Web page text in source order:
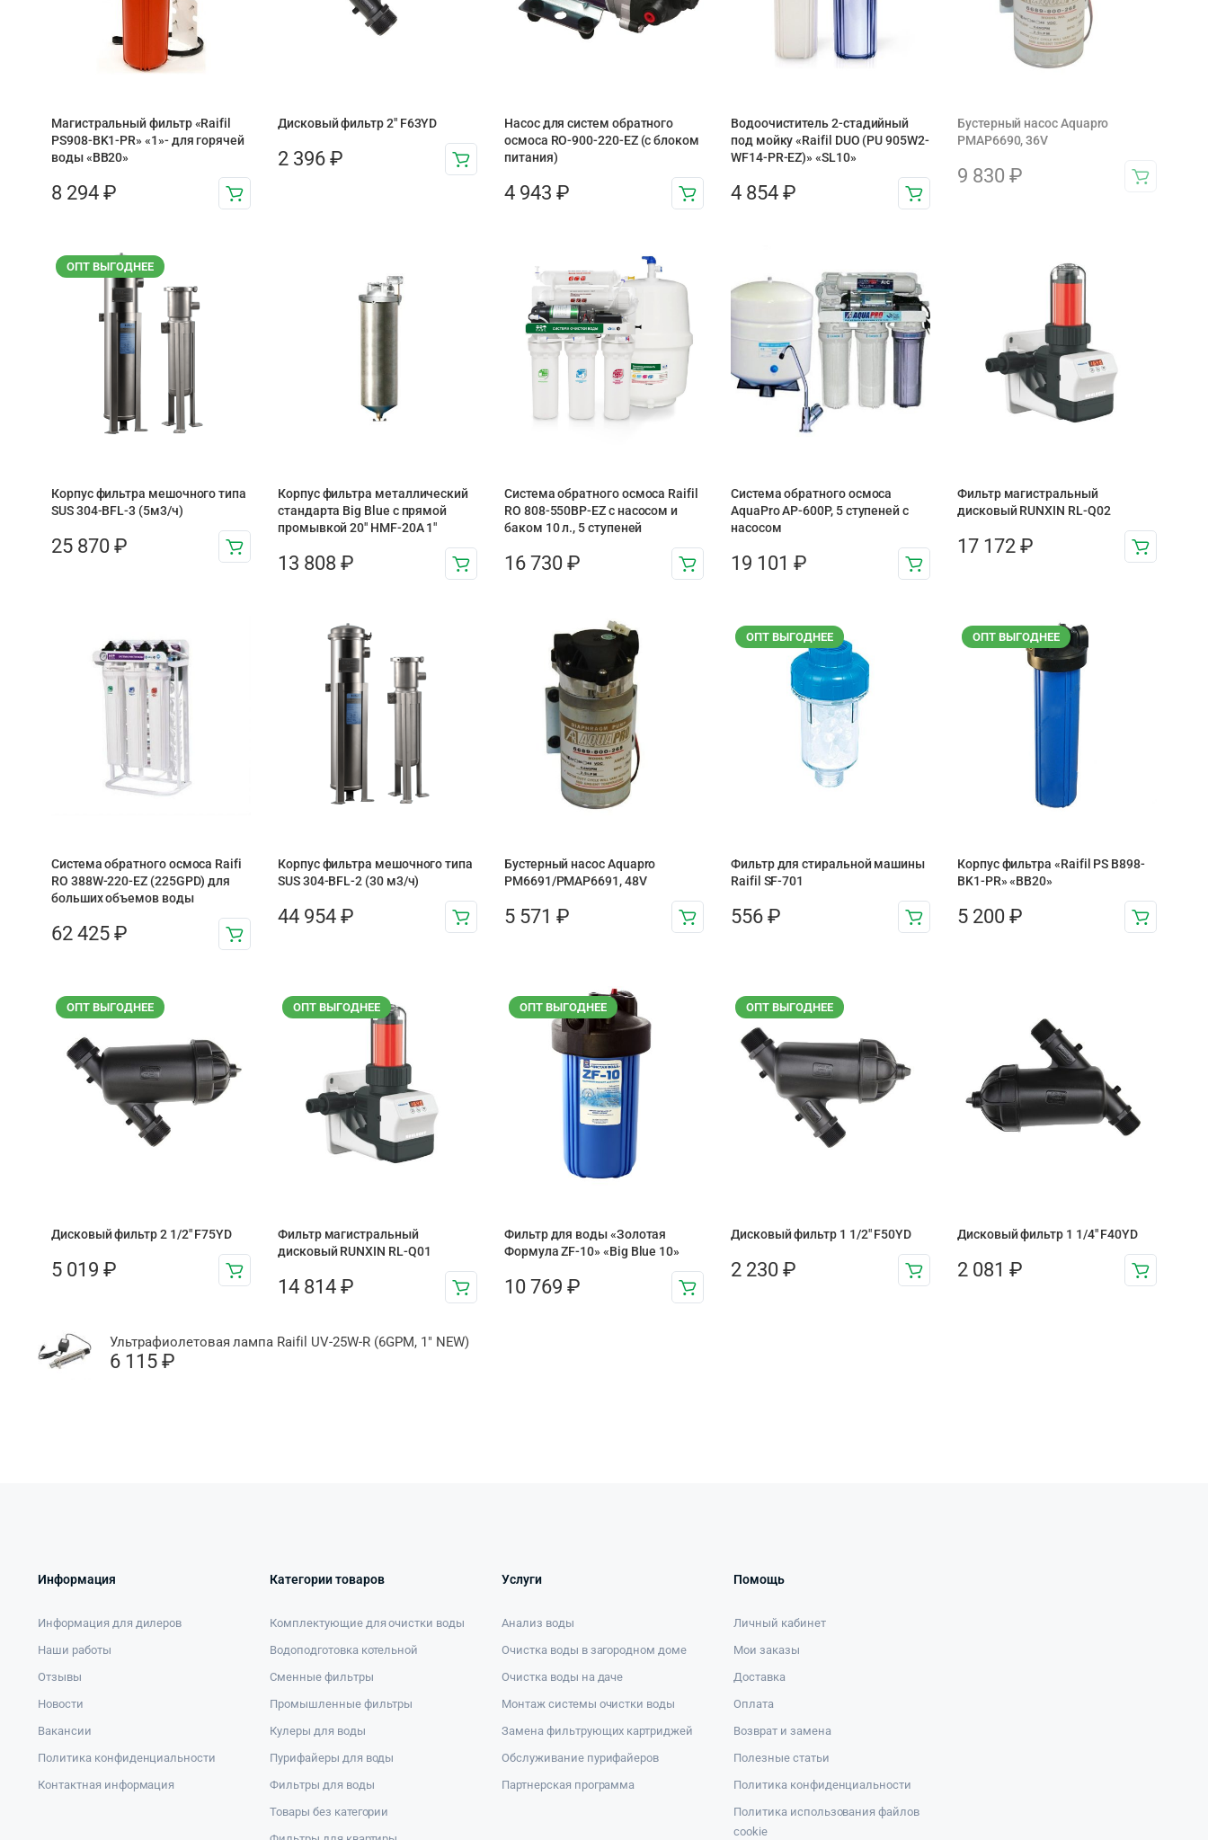
Магистральный фильтр «Raifil
PS908-BK1-PR» «1»- для горячей
воды «BB20»
8 294 ₽
Дисковый фильтр 2″ F63YD
2 396 ₽
Насос для систем обратного
осмоса RO-900-220-EZ (с блоком
питания)
4 943 ₽
Водоочиститель 2-стадийный
под мойку «Raifil DUO (PU 905W2-
WF14-PR-EZ)» «SL10»
4 854 ₽
Бустерный насос Aquapro
PMAP6690, 36V
9 830 ₽
ОПТ ВЫГОДНЕЕ
Корпус фильтра мешочного типа
SUS 304-BFL-3 (5м3/ч)
25 870 ₽
Корпус фильтра металлический
стандарта Big Blue с прямой
промывкой 20″ HMF-20A 1″
13 808 ₽
Система обратного осмоса Raifil
RO 808-550BP-EZ с насосом и
баком 10 л., 5 ступеней
16 730 ₽
Система обратного осмоса
AquaPro AP-600P, 5 ступеней с
насосом
19 101 ₽
Фильтр магистральный
дисковый RUNXIN RL-Q02
17 172 ₽
Система обратного осмоса Raifi
RO 388W-220-EZ (225GPD) для
больших объемов воды
62 425 ₽
Корпус фильтра мешочного типа
SUS 304-BFL-2 (30 м3/ч)
44 954 ₽
Бустерный насос Aquapro
PM6691/PMAP6691, 48V
5 571 ₽
ОПТ ВЫГОДНЕЕ
Фильтр для стиральной машины
Raifil SF-701
556 ₽
ОПТ ВЫГОДНЕЕ
Корпус фильтра «Raifil PS B898-
BK1-PR» «BB20»
5 200 ₽
ОПТ ВЫГОДНЕЕ
Дисковый фильтр 2 1/2″ F75YD
5 019 ₽
ОПТ ВЫГОДНЕЕ
Фильтр магистральный
дисковый RUNXIN RL-Q01
14 814 ₽
ОПТ ВЫГОДНЕЕ
Фильтр для воды «Золотая
Формула ZF-10» «Big Blue 10»
10 769 ₽
ОПТ ВЫГОДНЕЕ
Дисковый фильтр 1 1/2" F50YD
2 230 ₽
Дисковый фильтр 1 1/4″ F40YD
2 081 ₽
Ультрафиолетовая лампа Raifil UV-25W-R (6GPM, 1″ NEW)
6 115 ₽
Информация
Информация для дилеров
Наши работы
Отзывы
Новости
Вакансии
Политика конфиденциальности
Контактная информация
Категории товаров
Комплектующие для очистки воды
Водоподготовка котельной
Сменные фильтры
Промышленные фильтры
Кулеры для воды
Пурифайеры для воды
Фильтры для воды
Товары без категории
Услуги
Анализ воды
Очистка воды в загородном доме
Очистка воды на даче
Монтаж системы очистки воды
Замена фильтрующих картриджей
Обслуживание пурифайеров
Партнерская программа
Помощь
Личный кабинет
Мои заказы
Доставка
Оплата
Возврат и замена
Полезные статьи
Политика конфиденциальности
Политика использования файлов
cookie